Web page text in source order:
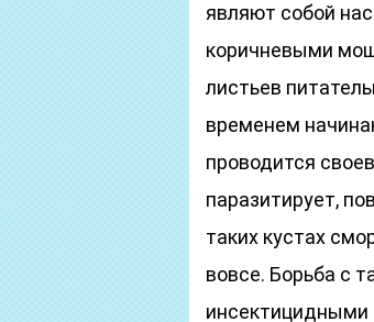
являют собой
коричневыми
листьев
временем
проводится
паразитирует,
таких кустах
вовсе. Борьба с
инсектицидными